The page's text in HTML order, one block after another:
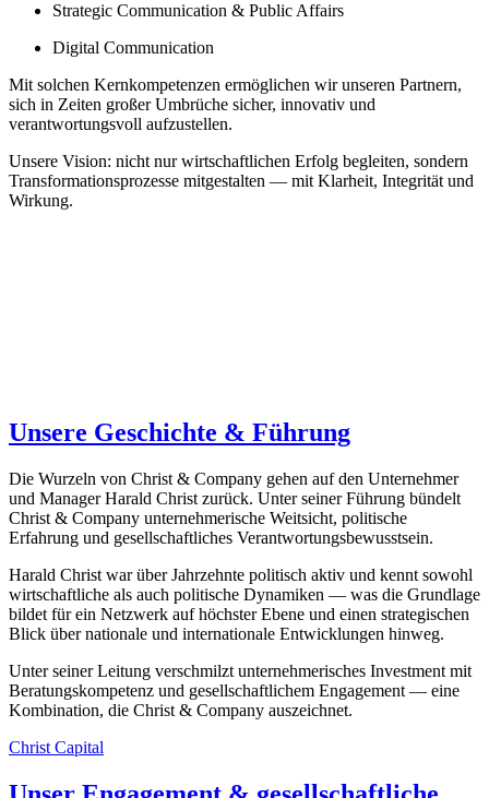
Strategic Communication & Public Affairs
Digital Communication
Mit solchen Kernkompetenzen ermöglichen wir unseren Partnern,
sich in Zeiten großer Umbrüche sicher, innovativ und
verantwortungsvoll aufzustellen.
Unsere Vision: nicht nur wirtschaftlichen Erfolg begleiten, sondern
Transformationsprozesse mitgestalten — mit Klarheit, Integrität und
Wirkung.
Unsere Geschichte & Führung
Die Wurzeln von Christ & Company gehen auf den Unternehmer
und Manager Harald Christ zurück. Unter seiner Führung bündelt
Christ & Company unternehmerische Weitsicht, politische
Erfahrung und gesellschaftliches Verantwortungsbewusstsein.
Harald Christ war über Jahrzehnte politisch aktiv und kennt sowohl
wirtschaftliche als auch politische Dynamiken — was die Grundlage
bildet für ein Netzwerk auf höchster Ebene und einen strategischen
Blick über nationale und internationale Entwicklungen hinweg.
Unter seiner Leitung verschmilzt unternehmerisches Investment mit
Beratungskompetenz und gesellschaftlichem Engagement — eine
Kombination, die Christ & Company auszeichnet.
Christ Capital